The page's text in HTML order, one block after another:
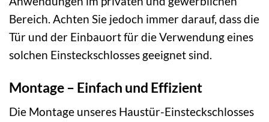
Bereich. Achten Sie jedoch immer darauf, dass die
Tür und der Einbauort für die Verwendung eines
solchen Einsteckschlosses geeignet sind.
Montage – Einfach und Effizient
Die Montage unseres Haustür-Einsteckschlosses